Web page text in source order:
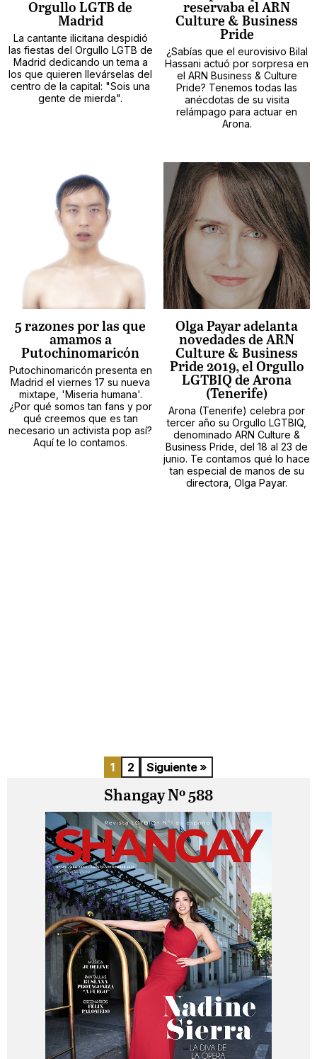
Orgullo LGTB de
Madrid
La cantante ilicitana despidió
las fiestas del Orgullo LGTB de
Madrid dedicando un tema a
los que quieren llevárselas del
centro de la capital: "Sois una
gente de mierda".
reservaba el ARN
Culture & Business
Pride
¿Sabías que el eurovisivo Bilal
Hassani actuó por sorpresa en
el ARN Business & Culture
Pride? Tenemos todas las
anécdotas de su visita
relámpago para actuar en
Arona.
5 razones por las que
amamos a
Putochinomaricón
Putochinomaricón presenta en
Madrid el viernes 17 su nueva
mixtape, 'Miseria humana'.
¿Por qué somos tan fans y por
qué creemos que es tan
necesario un activista pop así?
Aquí te lo contamos.
Olga Payar adelanta
novedades de ARN
Culture & Business
Pride 2019, el Orgullo
LGTBIQ de Arona
(Tenerife)
Arona (Tenerife) celebra por
tercer año su Orgullo LGTBIQ,
denominado ARN Culture &
Business Pride, del 18 al 23 de
junio. Te contamos qué lo hace
tan especial de manos de su
directora, Olga Payar.
1 2 Siguiente »
Shangay Nº 588